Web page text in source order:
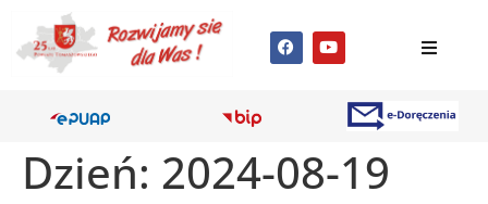
Dzień: 2024-08-19